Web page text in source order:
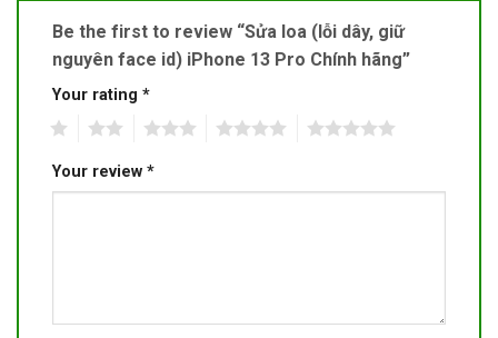
Be the first to review “Sửa loa (lỗi dây, giữ
nguyên face id) iPhone 13 Pro Chính hãng”
Your rating *
Your review *